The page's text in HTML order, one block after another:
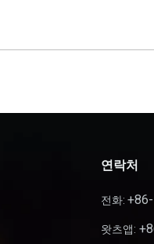
연락처
전화:
왓츠앱: